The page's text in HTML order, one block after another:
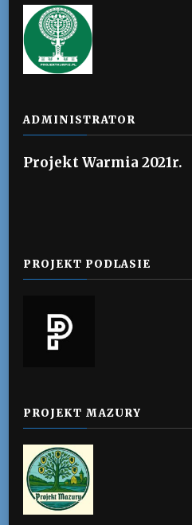
ADMINISTRATOR
Projekt Warmia 2021r.
PROJEKT PODLASIE
PROJEKT MAZURY